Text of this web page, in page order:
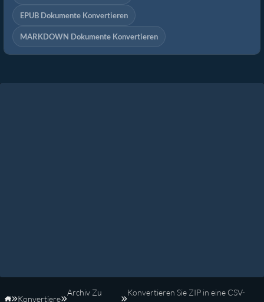
EPUB Dokumente Konvertieren
MARKDOWN Dokumente Konvertieren
Konvertiere
Archiv Zu
Konvertieren Sie ZIP in eine CSV-